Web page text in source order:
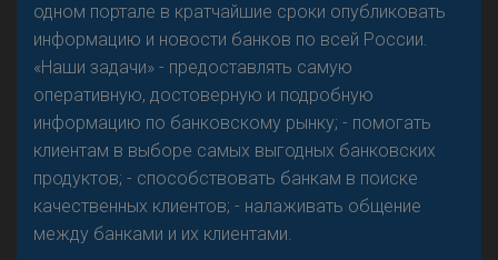
Резкого разворота на рынке автокредитов не
предвидится - «Интервью»
одном портале в кратчайшие сроки опубликовать
информацию и новости банков по всей России.
«Наши задачи» - предоставлять самую
оперативную, достоверную и подробную
информацию по банковскому рынку; - помогать
клиентам в выборе самых выгодных банковских
продуктов; - способствовать банкам в поиске
качественных клиентов; - налаживать общение
между банками и их клиентами.